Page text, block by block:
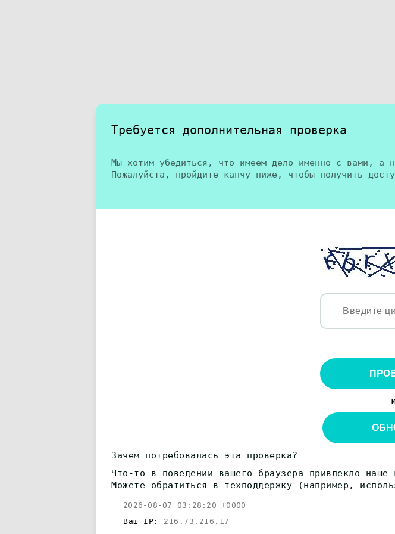
Требуется дополнительная проверка
Мы хотим убедиться, что имеем дело именно с вами, а
Пожалуйста, пройдите капчу ниже, чтобы получить
Зачем потребовалась эта проверка?
Что-то в поведении вашего браузера привлекло наше
Можете обратиться в техподдержку (например,
2026-08-07 03:28:20 +0000
Ваш IP: 216.73.216.17